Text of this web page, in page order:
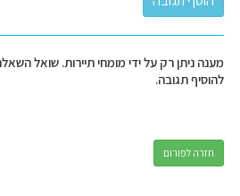
מענה ניתן רק על ידי מומחי תיירות. שואל
להוסיף תגובה.
חזרה לפורום